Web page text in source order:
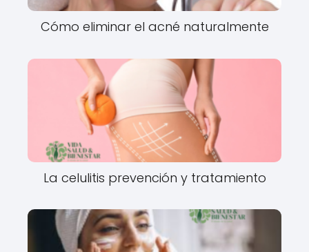
Cómo eliminar el acné naturalmente
La celulitis prevención y tratamiento